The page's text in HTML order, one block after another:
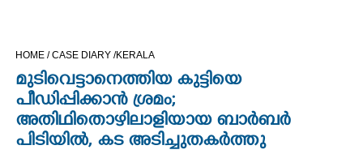
OPINION
HOME /CASE DIARY /KERALA
മുടിവെട്ടാനെത്തിയ കുട്ടിയെ
പീഡിപ്പിക്കാൻ ശ്രമം;
അതിഥിതൊഴിലാളിയായ ബാർബർ
പിടിയിൽ, കട അടിച്ചുതകർത്തു